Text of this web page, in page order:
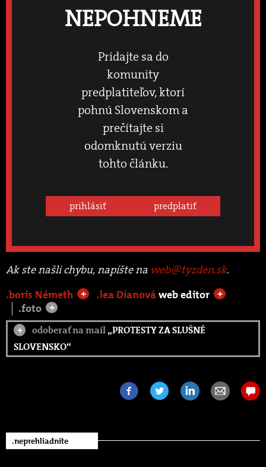
NEPOHNEME
Pridajte sa do
komunity
predplatiteľov, ktorí
pohnú Slovenskom a
prečítajte si
odomknutú verziu
tohto článku.
prihlásiť predplatiť
Ak ste našli chybu, napíšte na web@tyzden.sk.
.boris Németh
+ .lea Dianováweb editor +
.foto +
+ odoberať na mail„PROTESTY ZA SLUŠNÉ
SLOVENSKO“
.neprehliadnite